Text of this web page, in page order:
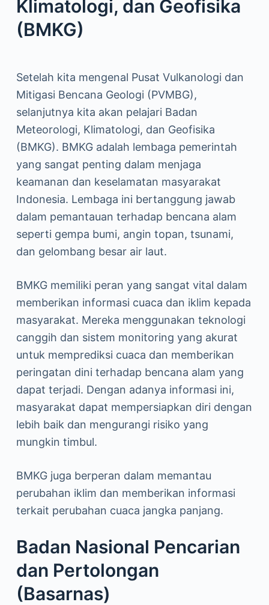
Klimatologi, dan Geofisika
(BMKG)
Setelah kita mengenal Pusat Vulkanologi dan
Mitigasi Bencana Geologi (PVMBG),
selanjutnya kita akan pelajari Badan
Meteorologi, Klimatologi, dan Geofisika
(BMKG). BMKG adalah lembaga pemerintah
yang sangat penting dalam menjaga
keamanan dan keselamatan masyarakat
Indonesia. Lembaga ini bertanggung jawab
dalam pemantauan terhadap bencana alam
seperti gempa bumi, angin topan, tsunami,
dan gelombang besar air laut.
BMKG memiliki peran yang sangat vital dalam
memberikan informasi cuaca dan iklim kepada
masyarakat. Mereka menggunakan teknologi
canggih dan sistem monitoring yang akurat
untuk memprediksi cuaca dan memberikan
peringatan dini terhadap bencana alam yang
dapat terjadi. Dengan adanya informasi ini,
masyarakat dapat mempersiapkan diri dengan
lebih baik dan mengurangi risiko yang
mungkin timbul.
BMKG juga berperan dalam memantau
perubahan iklim dan memberikan informasi
terkait perubahan cuaca jangka panjang.
Badan Nasional Pencarian
dan Pertolongan
(Basarnas)